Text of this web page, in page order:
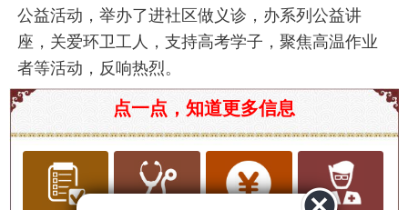
公益活动，举办了进社区做义诊，办系列公益讲
座，关爱环卫工人，支持高考学子，聚焦高温作业
者等活动，反响热烈。
脖子上长雀斑预示着什么？医生：这些疾病不容忽
视！
脖子上长雀斑是很多人关注的问题，尤其是当这些
雀斑突然出现或迅速增多时，人们往往会感到担
点一点，知道更多信息